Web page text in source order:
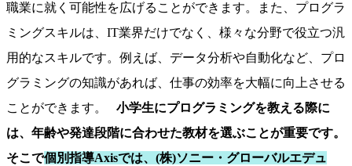
職業に就く可能性を広げることができます。また、プログラ
ミングスキルは、IT業界だけでなく、様々な分野で役立つ汎
用的なスキルです。例えば、データ分析や自動化など、プロ
グラミングの知識があれば、仕事の効率を大幅に向上させる
ことができます。 小学生にプログラミングを教える際に
は、年齢や発達段階に合わせた教材を選ぶことが重要です。
そこで個別指導Axisでは、(株)ソニー・グローバルエデュ